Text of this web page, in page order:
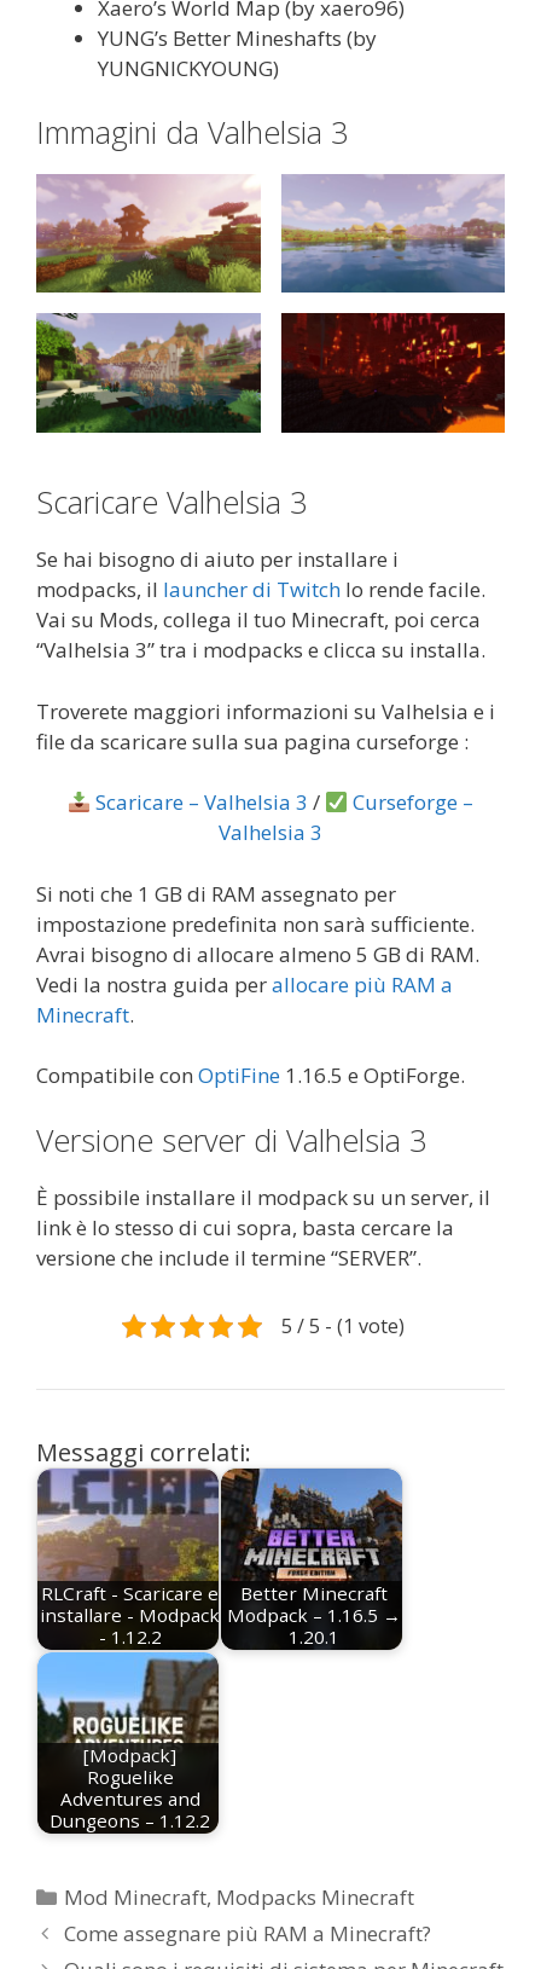
Xaero’s World Map (by xaero96)
YUNG’s Better Mineshafts (by
YUNGNICKYOUNG)
Immagini da Valhelsia 3
Scaricare Valhelsia 3
Se hai bisogno di aiuto per installare i
modpacks, il launcher di Twitch lo rende facile.
Vai su Mods, collega il tuo Minecraft, poi cerca
“Valhelsia 3” tra i modpacks e clicca su installa.
Troverete maggiori informazioni su Valhelsia e i
file da scaricare sulla sua pagina curseforge :
Scaricare – Valhelsia 3 /
Curseforge –
Valhelsia 3
Si noti che 1 GB di RAM assegnato per
impostazione predefinita non sarà sufficiente.
Avrai bisogno di allocare almeno 5 GB di RAM.
Vedi la nostra guida perallocare più RAM a
Minecraft.
Compatibile con OptiFine 1.16.5 e OptiForge.
Versione server di Valhelsia 3
È possibile installare il modpack su un server, il
link è lo stesso di cui sopra, basta cercare la
versione che include il termine “SERVER”.
5 / 5 - (1 vote)
Messaggi correlati:
RLCraft - Scaricare e
installare - Modpack
- 1.12.2
Better Minecraft
Modpack – 1.16.5 →
1.20.1
[Modpack]
Roguelike
Adventures and
Dungeons – 1.12.2
Categorie
Mod Minecraft, Modpacks Minecraft
Come assegnare più RAM a Minecraft?